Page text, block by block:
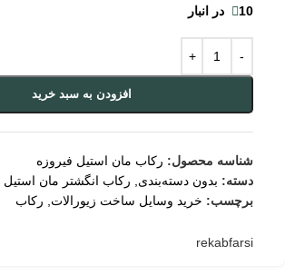
10 در انبار
افزودن به سبد خرید
شناسه محصول: رکاب مان استیل فیروزه
دسته: بدون دسته‌بندی
رکاب انگشتر مان استیل
برچسب: خرید وسایل ساخت زیورالات رکاب
rekabfarsi